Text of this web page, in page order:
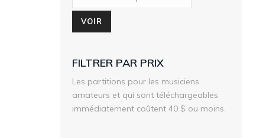
VOIR
FILTRER PAR PRIX
Les partitions pour les musiciens
amateurs et qui sont téléchargeables
immédiatement coûtent 40 $ ou moins.